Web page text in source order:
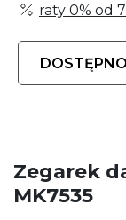
raty 0% od
Zegarek
MK7535